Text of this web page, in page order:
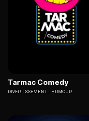
Tarmac Comedy
DIVERTISSEMENT HUMOUR